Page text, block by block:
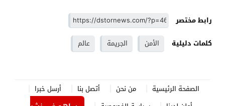
رابط مختصر
كلمات دليلية
الأمن الجريمة عالم
الصفحة الرئيسية من نحن أتصل بنا
أرسل خبرا